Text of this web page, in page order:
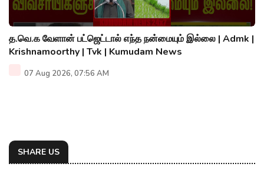
த.வெ.க வேளான் பட்ஜெட்டால் எந்த நன்மையும் இல்லை | Admk |
Krishnamoorthy | Tvk | Kumudam News
07 Aug 2026, 07:56 AM
SHARE US